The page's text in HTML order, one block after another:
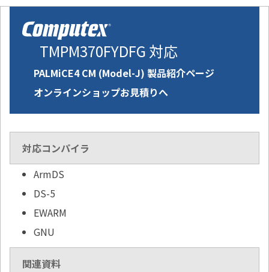
TMPM370FYDFG 対応
PALMiCE4 CM (Model-J) 製品紹介ページ
オンラインショップお見積りへ
対応コンパイラ
ArmDS
DS-5
EWARM
GNU
関連資料